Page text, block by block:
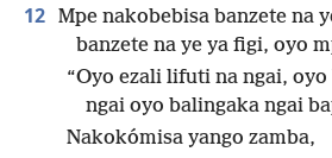
12 Mpe nakobebisa banzete na
banzete na ye ya figi, oyo
“Oyo ezali lifuti na ngai,
ngai oyo balingaka ngai
Nakokómisa yango zamba,